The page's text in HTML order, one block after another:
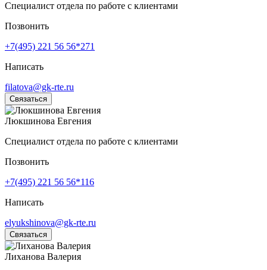
Специалист отдела по работе с клиентами
Позвонить
+7(495) 221 56 56*271
Написать
filatova@gk-rte.ru
Связаться
Люкшинова Евгения
Специалист отдела по работе с клиентами
Позвонить
+7(495) 221 56 56*116
Написать
elyukshinova@gk-rte.ru
Связаться
Лиханова Валерия